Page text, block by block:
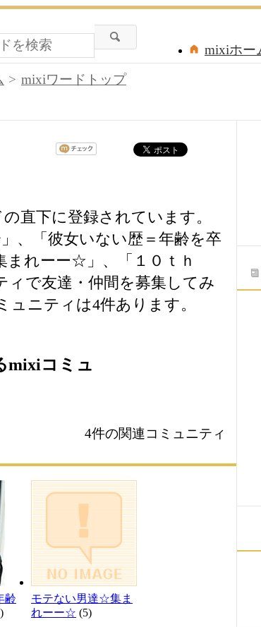
mixiホー
mixiワードトップ
直下に登録されています。
、「彼女いない歴＝年齢を卒
まれーー☆」、「１０ｔｈ
ィで友達・仲間を募集してみ
ニティは4件あります。
mixiコミュ
4件の関連コミュニティ
齢
モテない男達☆集ま
れーー☆ (5)